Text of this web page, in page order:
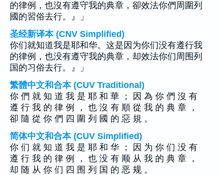
的律例，也沒有遵守我的典章，卻效法你們周圍列
國的習俗去行。』」
圣经新译本 (CNV Simplified)
你们就知道我是耶和华。这是因为你们没有遵行我
的律例，也没有遵守我的典章，却效法你们周围列
国的习俗去行。』」
繁體中文和合本 (CUV Traditional)
你 們 就 知 道 我 是 耶 和 華 ； 因 為 你 們 沒 有
遵 行 我 的 律 例 ， 也 沒 有 順 從 我 的 典 章 ，
卻 隨 從 你 們 四 圍 列 國 的 惡 規 。
简体中文和合本 (CUV Simplified)
你 们 就 知 道 我 是 耶 和 华 ； 因 为 你 们 没 有
遵 行 我 的 律 例 ， 也 没 有 顺 从 我 的 典 章 ，
却 随 从 你 们 四 围 列 国 的 恶 规 。